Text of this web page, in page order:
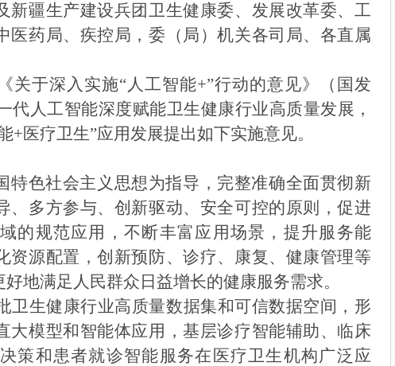
新疆生产建设兵团卫生健康委、发展改革委、工
医药局、疾控局，委（局）机关各司局、各直属
关于深入实施“人工智能+”行动的意见》（国发
代人工智能深度赋能卫生健康行业高质量发展，
+医疗卫生”应用发展提出如下实施意见。
特色社会主义思想为指导，完整准确全面贯彻新
、多方参与、创新驱动、安全可控的原则，促进
的规范应用，不断丰富应用场景，提升服务能
资源配置，创新预防、诊疗、康复、健康管理等
地满足人民群众日益增长的健康服务需求。
卫生健康行业高质量数据集和可信数据空间，形
大模型和智能体应用，基层诊疗智能辅助、临床
策和患者就诊智能服务在医疗卫生机构广泛应